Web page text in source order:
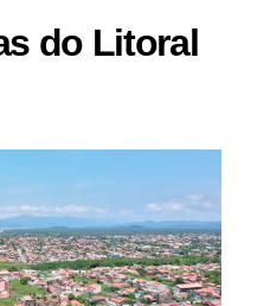
do Litoral